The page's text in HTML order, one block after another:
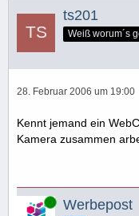
ts201
Weiß worum´s
28. Februar 2006 um 19:00
Kennt jemand ein
Kamera zusammen
Online Werbepost